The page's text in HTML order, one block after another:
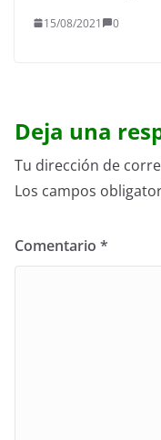
15/08/2021 0
Deja una
Tu dirección de
Los campos
Comentario *